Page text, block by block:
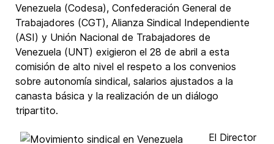
Venezuela (Codesa), Confederación General de
Trabajadores (CGT), Alianza Sindical Independiente
(ASI) y Unión Nacional de Trabajadores de
Venezuela (UNT) exigieron el 28 de abril a esta
comisión de alto nivel el respeto a los convenios
sobre autonomía sindical, salarios ajustados a la
canasta básica y la realización de un diálogo
tripartito.
El Director